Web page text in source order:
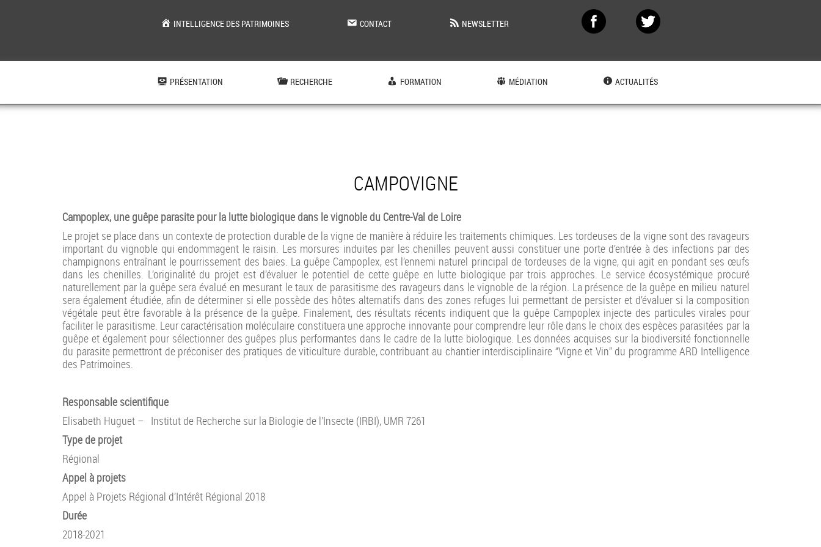
INTELLIGENCE DES PATRIMOINES CONTACT NEWSLETTER
PRÉSENTATION RECHERCHE FORMATION MÉDIATION ACTUALITÉS
CAMPOVIGNE
Campoplex, une guêpe parasite pour la lutte biologique dans le vignoble du Centre-Val de Loire
Le projet se place dans un contexte de protection durable de la vigne de manière à réduire les traitements chimiques. Les tordeuses de la vigne sont des ravageurs
important du vignoble qui endommagent le raisin. Les morsures induites par les chenilles peuvent aussi constituer une porte d’entrée à des infections par des
champignons entraînant le pourrissement des baies. La guêpe Campoplex, est l’ennemi naturel principal de tordeuses de la vigne, qui agit en pondant ses œufs
dans les chenilles. L’originalité du projet est d’évaluer le potentiel de cette guêpe en lutte biologique par trois approches. Le service écosystémique procuré
naturellement par la guêpe sera évalué en mesurant le taux de parasitisme des ravageurs dans le vignoble de la région. La présence de la guêpe en milieu naturel
sera également étudiée, afin de déterminer si elle possède des hôtes alternatifs dans des zones refuges lui permettant de persister et d’évaluer si la composition
végétale peut être favorable à la présence de la guêpe. Finalement, des résultats récents indiquent que la guêpe Campoplex injecte des particules virales pour
faciliter le parasitisme. Leur caractérisation moléculaire constituera une approche innovante pour comprendre leur rôle dans le choix des espèces parasitées par la
guêpe et également pour sélectionner des guêpes plus performantes dans le cadre de la lutte biologique. Les données acquises sur la biodiversité fonctionnelle
du parasite permettront de préconiser des pratiques de viticulture durable, contribuant au chantier interdisciplinaire “Vigne et Vin” du programme ARD Intelligence
des Patrimoines.
Responsable scientifique
Elisabeth Huguet – Institut de Recherche sur la Biologie de l’Insecte (IRBI), UMR 7261
Type de projet
Régional
Appel à projets
Appel à Projets Régional d’Intérêt Régional 2018
Durée
2018-2021